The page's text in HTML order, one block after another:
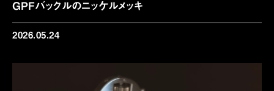
GPFバックルのニッケルメッキ
2026.05.24